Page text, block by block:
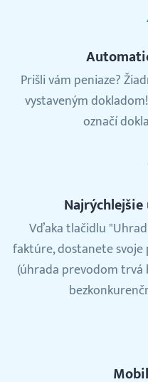
Prišli vám peniaze?
vystaveným
označí
Vďaka tlačidlu
faktúre, dostanete svoje
(úhrada prevodom trvá